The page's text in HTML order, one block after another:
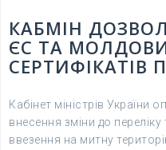
КАБМІН
ЄС ТА
СЕРТИФІКАТІВ
Кабінет міністрів
внесення зміни до
ввезення на митну